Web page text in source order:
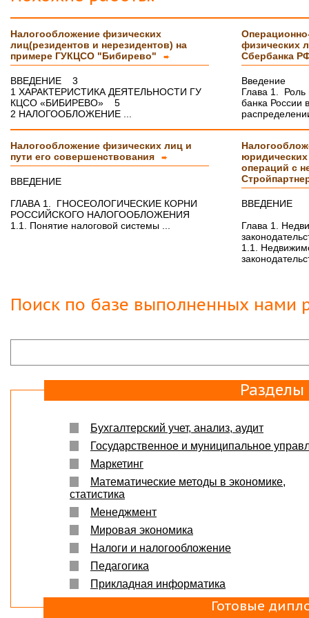
Яна
06.10.2017
Большое спасибо Вам и автору!!! Это именно то,
что нужно!!!!!
Налогообложение физических
лиц(резидентов и нерезидентов) на
примере ГУКЦСО "Бибирево"
➨
ВВЕДЕНИЕ 3
1 ХАРАКТЕРИСТИКА ДЕЯТЕЛЬНОСТИ ГУ
КЦСО «БИБИРЕВО» 5
2 НАЛОГООБЛОЖЕНИЕ ...
физических
Сбербанка
Введение
Глава 1. Роль
банка России
Налогообложение физических лиц и
пути его совершенствования
➨
ВВЕДЕНИЕ
ГЛАВА 1. ГНОСЕОЛОГИЧЕСКИЕ КОРНИ
РОССИЙСКОГО НАЛОГООБЛОЖЕНИЯ
1.1. Понятие налоговой системы ...
операций с
ВВЕДЕНИЕ
Глава 1.
1.1.
Поиск по базе выполненных нами
Бухгалтерский учет, анализ, аудит
Государственное и муниципальное
Маркетинг
Математические методы в экономике,
статистика
Менеджмент
Мировая экономика
Налоги и налогообложение
Педагогика
Прикладная информатика
Готовые